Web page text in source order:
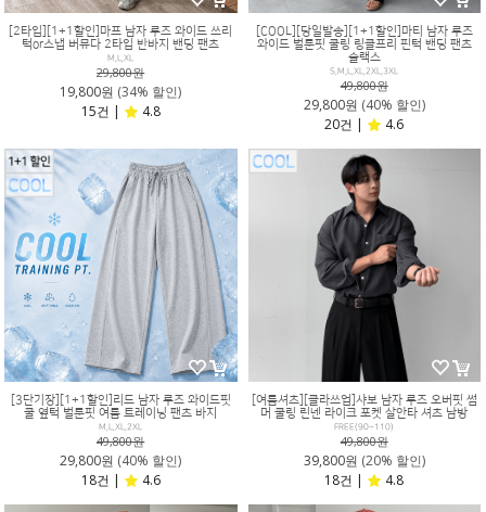
[2타입][1+1할인]마프 남자 루즈 와이드 쓰리
턱or스냅 버뮤다 2타입 반바지 밴딩 팬츠
M,L,XL
29,800원
19,800원 (34% 할인)
15건 |
4.8
[COOL][당일발송][1+1할인]마티 남자 루즈
와이드 벌룬핏 쿨링 링클프리 핀턱 밴딩 팬츠
슬랙스
S,M,L,XL,2XL,3XL
49,800원
29,800원 (40% 할인)
20건 |
4.6
[3단기장][1+1할인]리드 남자 루즈 와이드핏
쿨 옆턱 벌룬핏 여름 트레이닝 팬츠 바지
M,L,XL,2XL
49,800원
29,800원 (40% 할인)
18건 |
4.6
[여름셔츠][클라쓰업]샤보 남자 루즈 오버핏 썸
머 쿨링 린넨 라이크 포켓 살안타 셔츠 남방
FREE(90~110)
49,800원
39,800원 (20% 할인)
18건 |
4.8